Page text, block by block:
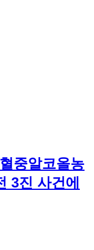
중알코올농
3진 사건에